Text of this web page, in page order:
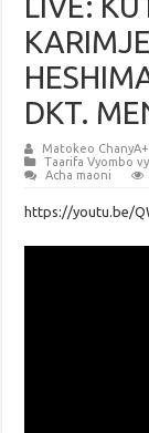
DKT.
Matokeo ChanyA+
Taarifa Vyombo
Acha maoni
https://youtu.be/